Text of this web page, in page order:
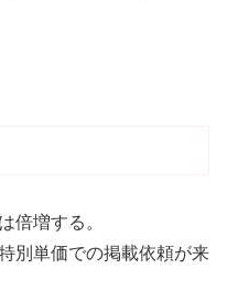
倍増する。
別単価での掲載依頼が来